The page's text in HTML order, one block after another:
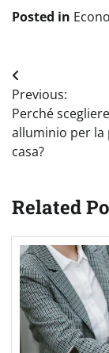
Posted in
articoli
Previous:
Perché
alluminio per la
casa?
Related